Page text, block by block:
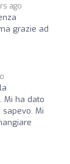
ago
grazie ad
Mi ha dato
Mi